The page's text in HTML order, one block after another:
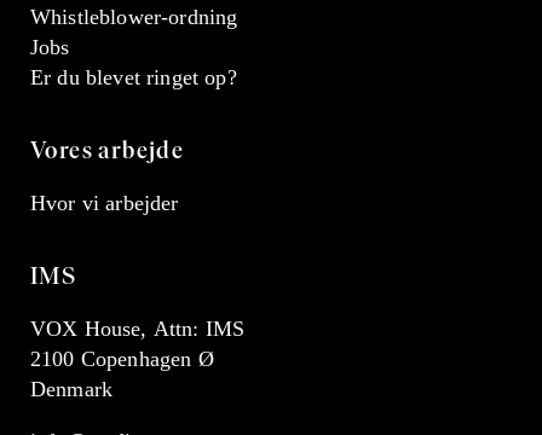
Whistleblower-ordning
Jobs
Er du blevet ringet op?
Vores arbejde
Hvor vi arbejder
IMS
VOX House, Attn: IMS
2100 Copenhagen Ø
Denmark